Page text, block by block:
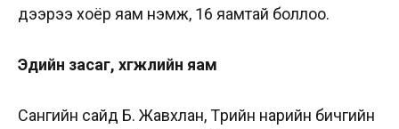
дээрээ хоёр яам нэмж, 16 яамтай боллоо.
Эдийн засаг, хөгжлийн яам
Сангийн сайд Б. Жавхлан, Төрийн нарийн бичгийн